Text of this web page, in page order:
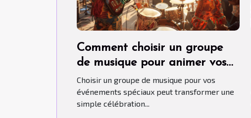
Comment choisir un groupe
de musique pour animer vos
événements spéciaux
Choisir un groupe de musique pour vos
événements spéciaux peut transformer une
simple célébration...